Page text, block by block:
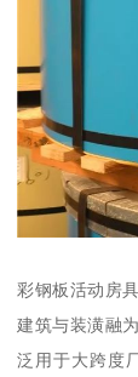
彩钢板活动房
建筑与装潢融
泛用于大跨度